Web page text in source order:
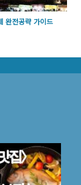
완전공략 가이드